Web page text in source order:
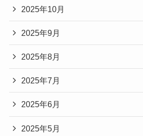
2025年10月
2025年9月
2025年8月
2025年7月
2025年6月
2025年5月